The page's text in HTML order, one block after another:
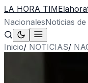
LA HORA TIME
NacionalesNoticias
Inicio/ NOTICIAS/